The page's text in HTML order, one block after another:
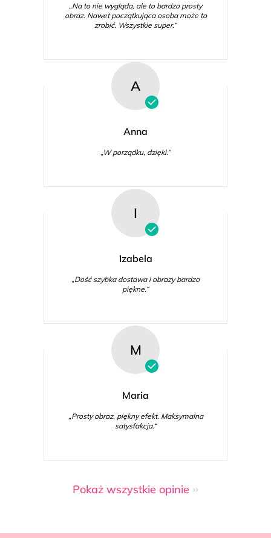
„Na to nie wygląda, ale to bardzo prosty
obraz. Nawet początkująca osoba może to
zrobić. Wszystkie super.“
A
Anna
„W porządku, dzięki.“
I
Izabela
„Dość szybka dostawa i obrazy bardzo
piękne.“
M
Maria
„Prosty obraz, piękny efekt. Maksymalna
satysfakcja.“
Pokaż wszystkie opinie